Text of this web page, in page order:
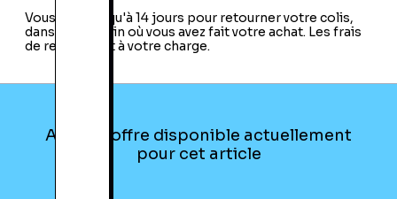
Vous avez jusqu'à 14 jours pour retourner votre colis,
dans le magasin où vous avez fait votre achat. Les frais
de retour sont à votre charge.
Aucune offre disponible actuellement
pour cet article